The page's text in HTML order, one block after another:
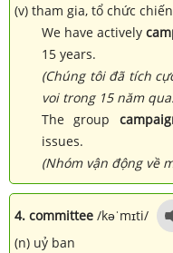
(v) tham gia, tổ chức
We have actively
15 years.
(Chúng tôi đã tích
voi trong 15 năm
The group
issues.
(Nhóm vận động về
4. committee /kəˈmɪti/
(n) uỷ ban